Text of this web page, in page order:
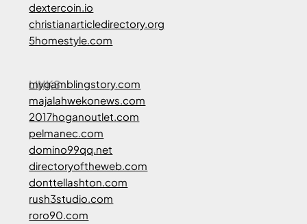
dextercoin.io
christianarticledirectory.org
5homestyle.com
LINKS
mygamblingstory.com
majalahwekonews.com
2017hoganoutlet.com
pelmanec.com
domino99qq.net
directoryoftheweb.com
donttellashton.com
rush3studio.com
roro90.com